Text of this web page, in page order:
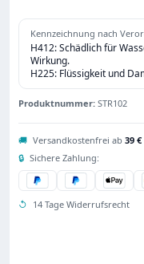
Kennzeichnung nach
H412: Schädlich für
Wirkung.
H225: Flüssigkeit und
Produktnummer: STR102
🚚 Versandkostenfrei ab 39 €
🔒 Sichere Zahlung:
↺ 14 Tage Widerrufsrecht